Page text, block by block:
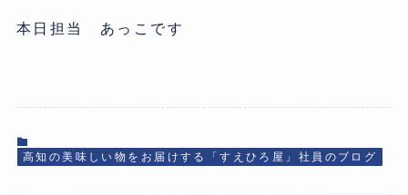
本日担当 あっこです
高知の美味しい物をお届けする「すえひろ屋」社員のブログ